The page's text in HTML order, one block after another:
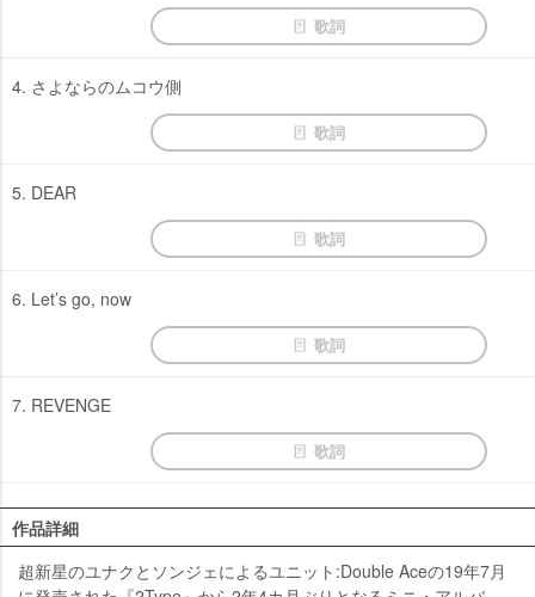
歌詞
4. さよならのムコウ側
歌詞
5. DEAR
歌詞
6. Let’s go, now
歌詞
7. REVENGE
歌詞
作品詳細
超新星のユナクとソンジェによるユニット:Double Aceの19年7月